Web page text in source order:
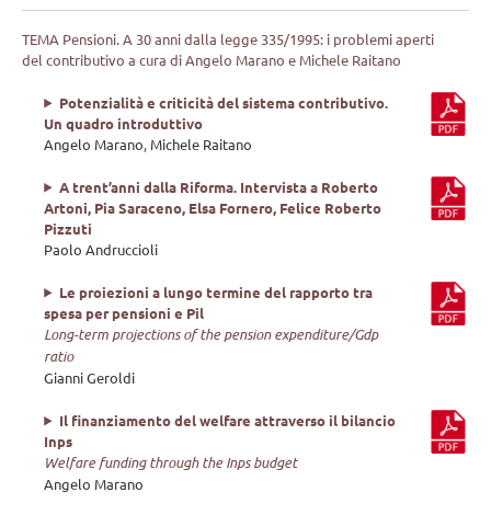
TEMA Pensioni. A 30 anni dalla legge 335/1995: i problemi aperti
del contributivo a cura di Angelo Marano e Michele Raitano
Potenzialità e criticità del sistema contributivo.
Un quadro introduttivo
Angelo Marano, Michele Raitano
A trent’anni dalla Riforma. Intervista a Roberto
Artoni, Pia Saraceno, Elsa Fornero, Felice Roberto
Pizzuti
Paolo Andruccioli
Le proiezioni a lungo termine del rapporto tra
spesa per pensioni e Pil
Long-term projections of the pension expenditure/Gdp
ratio
Gianni Geroldi
Il finanziamento del welfare attraverso il bilancio
Inps
Welfare funding through the Inps budget
Angelo Marano